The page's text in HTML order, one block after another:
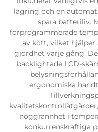
lagring och en
spara batteriliv.
förprogrammerade
av kött, vilket hjälper
gjordhet varje gång.
backlightade LCD-
ergonomiska
noggrannhet i
konkurrenskraftiga